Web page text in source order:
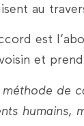
au
est
et
méthode de